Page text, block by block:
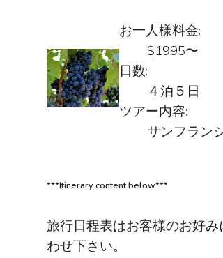
お一人様料金:
$1995〜
日数:
４泊５日
ツアー内容:
サンフラン
***Itinerary content below***
旅行日程表はお客様のお好
わせ下さい。